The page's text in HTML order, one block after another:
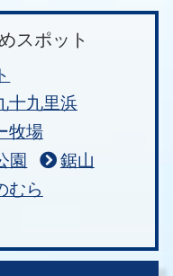
スポット
十九里浜
牧場
園
鋸山
むら